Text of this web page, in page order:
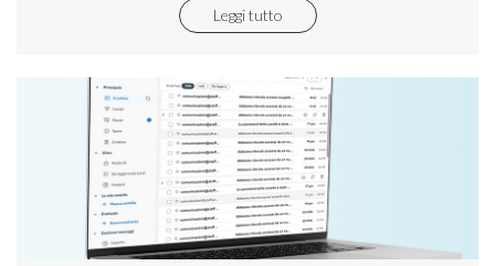
protetto.
Leggi tutto